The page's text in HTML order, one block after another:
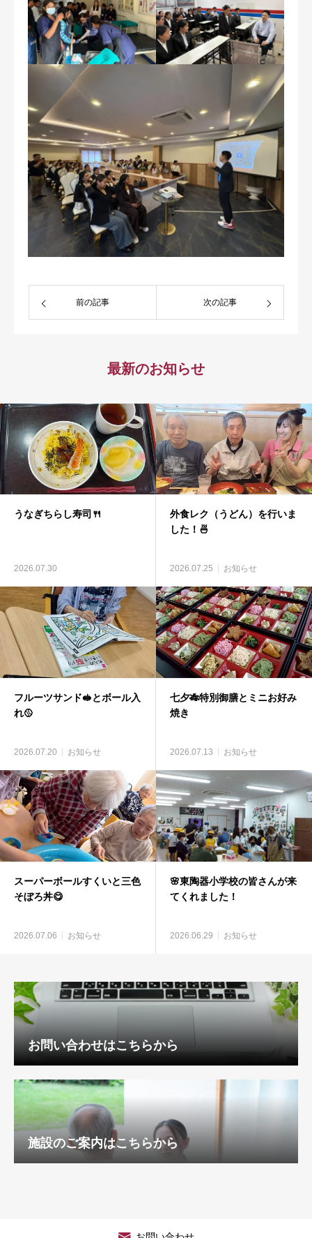
前の記事 次の記事
最新のお知らせ
うなぎちらし寿司🍴
2026.07.30
外食レク（うどん）を行いま
した！🍜
2026.07.25 お知らせ
フルーツサンド🥪とボール入
れ🥎
2026.07.20 お知らせ
七夕🎋特別御膳とミニお好み
焼き
2026.07.13 お知らせ
スーパーボールすくいと三色
そぼろ丼😋
2026.07.06 お知らせ
🌸東陶器小学校の皆さんが来
てくれました！
2026.06.29 お知らせ
お問い合わせはこちらから
施設のご案内はこちらから